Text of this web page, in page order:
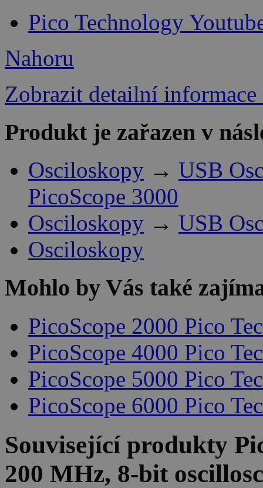
Pico Technology
Nahoru
Zobrazit detailní informace
Produkt je zařazen v
Osciloskopy → USB
PicoScope 3000
Osciloskopy → USB
Osciloskopy
Mohlo by Vás také
PicoScope 2000 Pico
PicoScope 4000 Pico
PicoScope 5000 Pico
PicoScope 6000 Pico
Související produkty
200 MHz, 8-bit